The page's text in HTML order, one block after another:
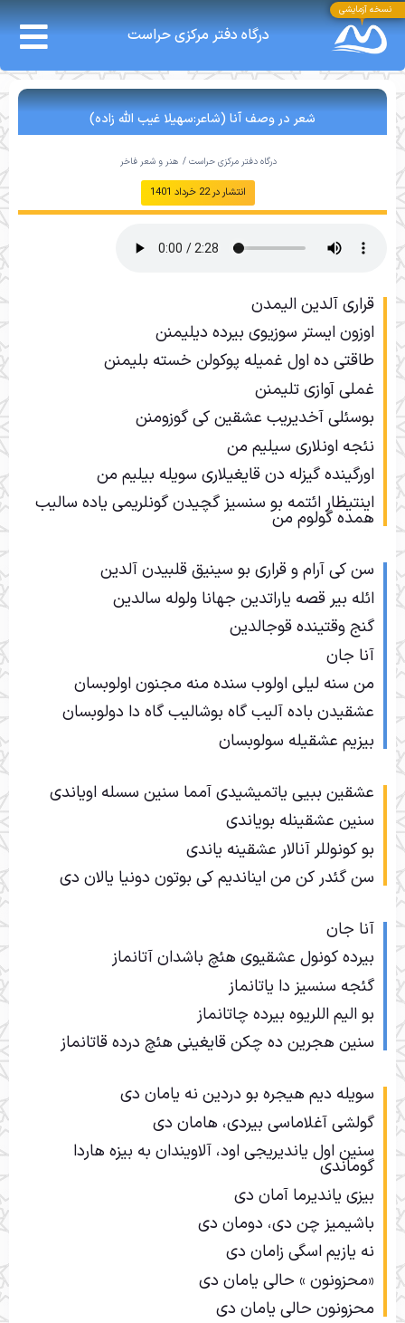
درگاه دفتر مرکزی حراست
شعر در وصف آنا (شاعر:سهیلا غیب الله زاده)
درگاه دفتر مرکزی حراست / هنر و شعر فاخر
انتشار در22 خرداد 1401
قراری آلدین الیمدن
اوزون ایستر سوزیوی بیرده دیلیمنن
طاقتی ده اول غمیله پوکولن خسته بلیمنن
غملی آوازی تلیمنن
بوسئلی آخدیریب عشقین کی گوزومنن
نئجه اونلاری سیلیم من
اورگینده گیزله دن قایغیلاری سویله بیلیم من
اینتیظار ائتمه بو سنسیز گچیدن گونلریمی یاده سالیب
همده گولوم من
سن کی آرام و قراری بو سینیق قلبیدن آلدین
ائله بیر قصه یاراتدین جهانا ولوله سالدین
گنج وقتینده قوجالدین
آنا جان
من سنه لیلی اولوب سنده منه مجنون اولوبسان
عشقیدن باده آلیب گاه بوشالیب گاه دا دولوبسان
بیزیم عشقیله سولوبسان
عشقین ببیی یاتمیشیدی آمما سنین سسله اویاندی
سنین عشقینله بویاندی
بو کونوللر آنالار عشقینه یاندی
سن گئدر کن من ایناندیم کی بوتون دونیا یالان دی
آنا جان
بیرده کونول عشقیوی هئچ باشدان آتانماز
گئجه سنسیز دا یاتانماز
بو الیم اللریوه بیرده چاتانماز
سنین هجرین ده چکن قایغینی هئچ درده قاتانماز
سویله دیم هیجره بو دردین نه یامان دی
گولشی آغلاماسی بیردی، هامان دی
سنین اول یاندیریجی اود، آلاویندان به بیزه هاردا
گوماندی
بیزی یاندیرما آمان دی
باشیمیز چن دی، دومان دی
نه یازیم اسگی زامان دی
«محزونون » حالی یامان دی
محزونون حالی یامان دی
نسخه آزمایشی